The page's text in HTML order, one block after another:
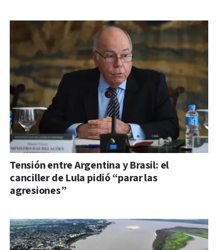
Tensión entre Argentina y Brasil: el
canciller de Lula pidió “parar las
agresiones”